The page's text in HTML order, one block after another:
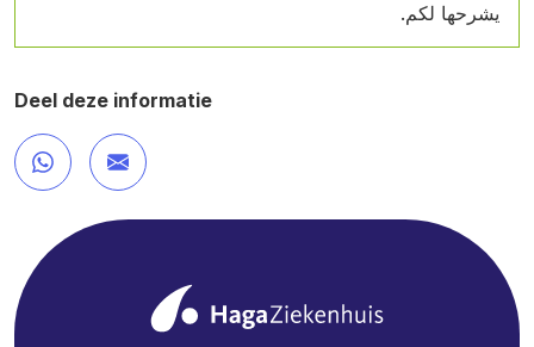
يشرحها لكم.
Deel deze informatie